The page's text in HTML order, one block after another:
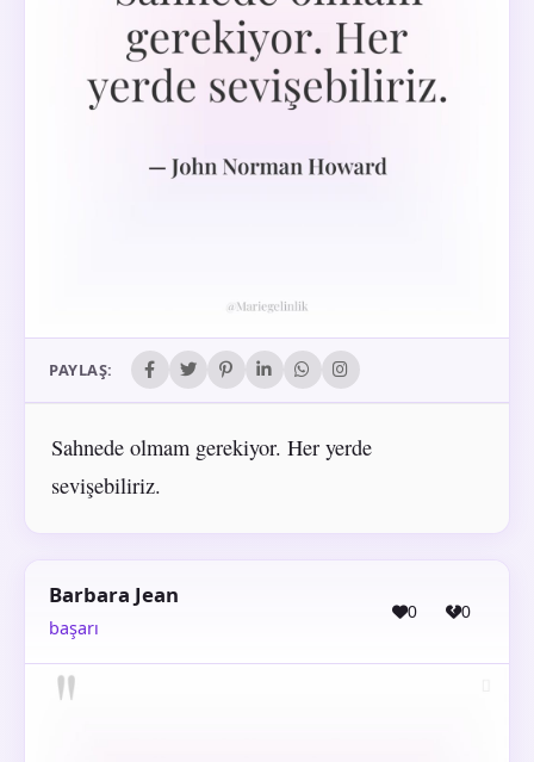
PAYLAŞ:
Sahnede olmam gerekiyor. Her yerde
sevişebiliriz.
Barbara Jean
başarı
0 0